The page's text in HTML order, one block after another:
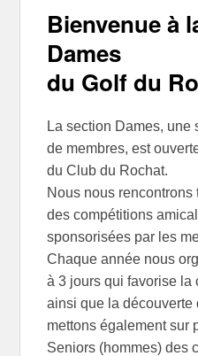
Bienvenue à
Dames
du Golf du
La section Dames, une
de membres, est
du Club du Rochat.
Nous nous
des compétitions
sponsorisées par les
Chaque année nous
à 3 jours qui favorise la
ainsi que la découverte
mettons également sur
Seniors (hommes) des